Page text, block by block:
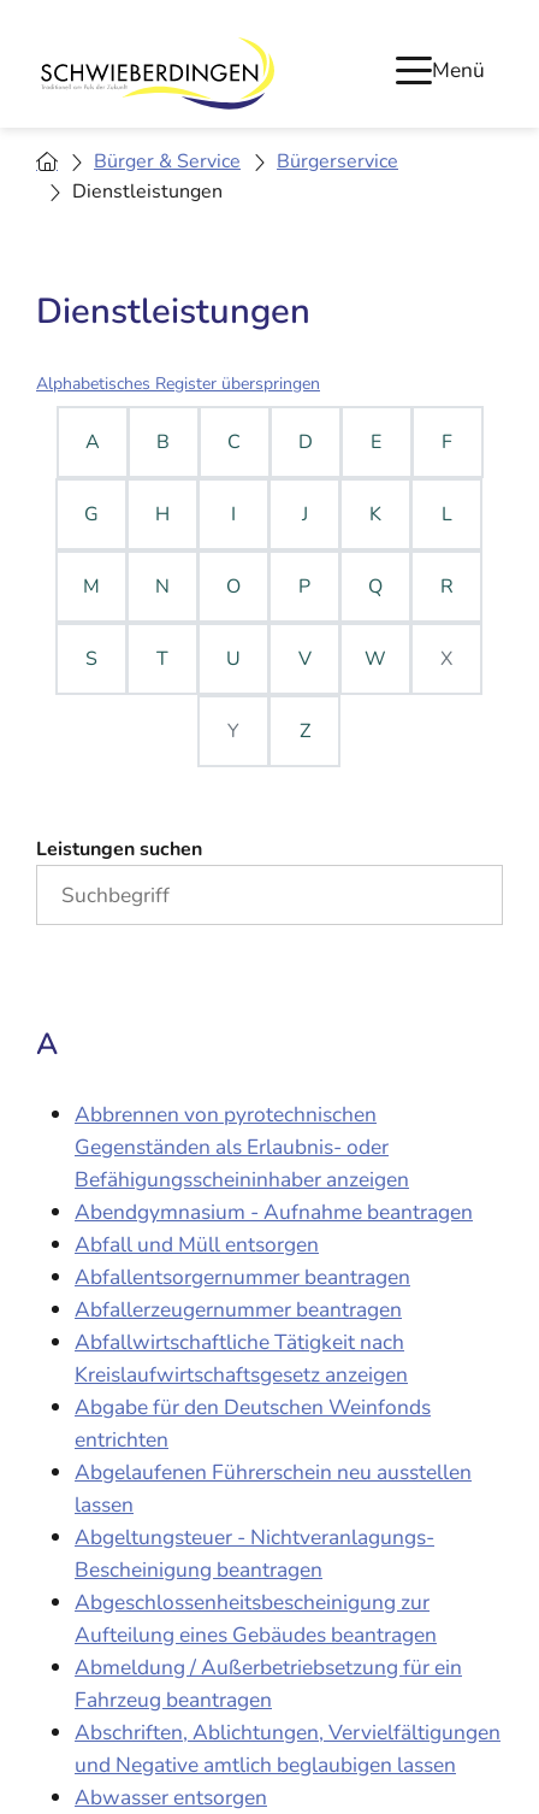
Menü
Bürger & Service
Bürgerservice
Dienstleistungen
Dienstleistungen
Alphabetisches Register überspringen
A B C D E F
G H I J K L
M N O P Q R
S T U V W X
Y Z
Leistungen suchen
A
Abbrennen von pyrotechnischen
Gegenständen als Erlaubnis- oder
Befähigungsscheininhaber anzeigen
Abendgymnasium - Aufnahme beantragen
Abfall und Müll entsorgen
Abfallentsorgernummer beantragen
Abfallerzeugernummer beantragen
Abfallwirtschaftliche Tätigkeit nach
Kreislaufwirtschaftsgesetz anzeigen
Abgabe für den Deutschen Weinfonds
entrichten
Abgelaufenen Führerschein neu ausstellen
lassen
Abgeltungsteuer - Nichtveranlagungs-
Bescheinigung beantragen
Abgeschlossenheitsbescheinigung zur
Aufteilung eines Gebäudes beantragen
Abmeldung / Außerbetriebsetzung für ein
Fahrzeug beantragen
Abschriften, Ablichtungen, Vervielfältigungen
und Negative amtlich beglaubigen lassen
Abwasser entsorgen